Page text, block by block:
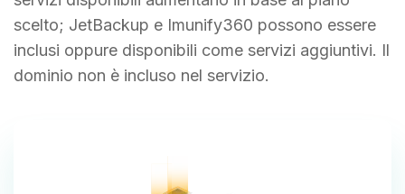
scelto; JetBackup e Imunify360 possono essere
inclusi oppure disponibili come servizi aggiuntivi. Il
dominio non è incluso nel servizio.